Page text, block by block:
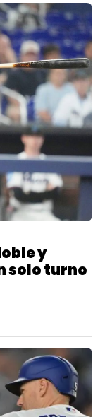
y
solo turno